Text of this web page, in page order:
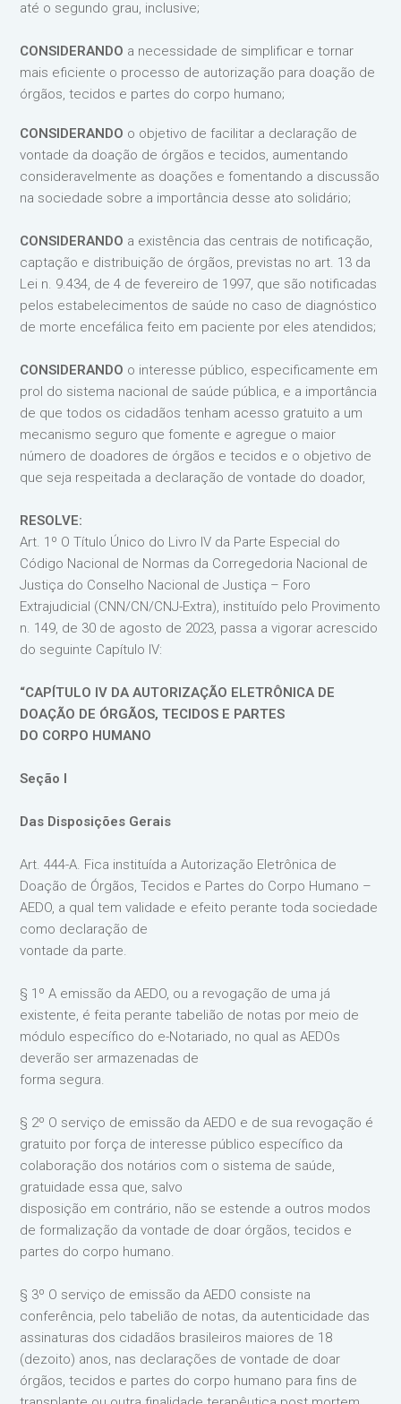
até o segundo grau, inclusive;
CONSIDERANDO a necessidade de simplificar e tornar
mais eficiente o processo de autorização para doação de
órgãos, tecidos e partes do corpo humano;
CONSIDERANDO o objetivo de facilitar a declaração de
vontade da doação de órgãos e tecidos, aumentando
consideravelmente as doações e fomentando a discussão
na sociedade sobre a importância desse ato solidário;
CONSIDERANDO a existência das centrais de notificação,
captação e distribuição de órgãos, previstas no art. 13 da
Lei n. 9.434, de 4 de fevereiro de 1997, que são notificadas
pelos estabelecimentos de saúde no caso de diagnóstico
de morte encefálica feito em paciente por eles atendidos;
CONSIDERANDO o interesse público, especificamente em
prol do sistema nacional de saúde pública, e a importância
de que todos os cidadãos tenham acesso gratuito a um
mecanismo seguro que fomente e agregue o maior
número de doadores de órgãos e tecidos e o objetivo de
que seja respeitada a declaração de vontade do doador,
RESOLVE:
Art. 1º O Título Único do Livro IV da Parte Especial do
Código Nacional de Normas da Corregedoria Nacional de
Justiça do Conselho Nacional de Justiça – Foro
Extrajudicial (CNN/CN/CNJ-Extra), instituído pelo Provimento
n. 149, de 30 de agosto de 2023, passa a vigorar acrescido
do seguinte Capítulo IV:
“CAPÍTULO IV DA AUTORIZAÇÃO ELETRÔNICA DE
DOAÇÃO DE ÓRGÃOS, TECIDOS E PARTES
DO CORPO HUMANO
Seção I
Das Disposições Gerais
Art. 444-A. Fica instituída a Autorização Eletrônica de
Doação de Órgãos, Tecidos e Partes do Corpo Humano –
AEDO, a qual tem validade e efeito perante toda sociedade
como declaração de
vontade da parte.
§ 1º A emissão da AEDO, ou a revogação de uma já
existente, é feita perante tabelião de notas por meio de
módulo específico do e-Notariado, no qual as AEDOs
deverão ser armazenadas de
forma segura.
§ 2º O serviço de emissão da AEDO e de sua revogação é
gratuito por força de interesse público específico da
colaboração dos notários com o sistema de saúde,
gratuidade essa que, salvo
disposição em contrário, não se estende a outros modos
de formalização da vontade de doar órgãos, tecidos e
partes do corpo humano.
§ 3º O serviço de emissão da AEDO consiste na
conferência, pelo tabelião de notas, da autenticidade das
assinaturas dos cidadãos brasileiros maiores de 18
(dezoito) anos, nas declarações de vontade de doar
órgãos, tecidos e partes do corpo humano para fins de